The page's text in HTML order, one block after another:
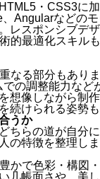
・CSS3に
Angularなどの
レスポンシブデ
的最適化スキル
なる部分もあり
の調整能力な
想像しながら制
続けられる姿勢
うか
ちらの道が自分
の特徴を整理し
かで色彩・構図
几帳面さや、美